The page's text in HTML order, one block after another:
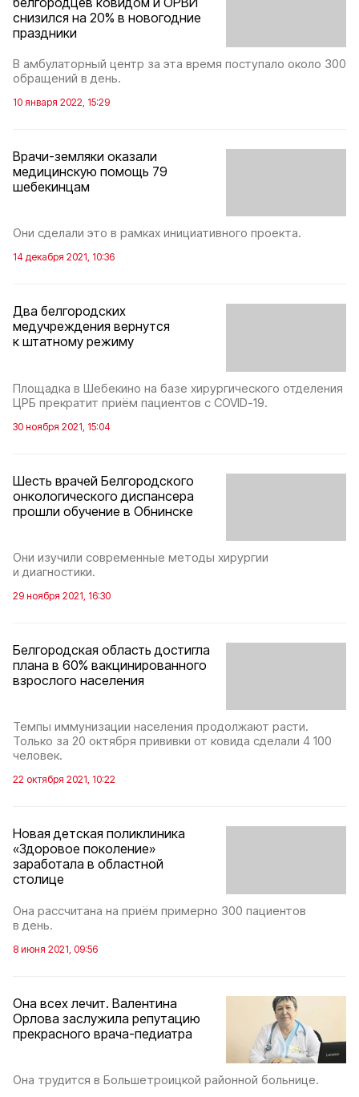
снизился на 20% в новогодние
праздники
В амбулаторный центр за эта время поступало около 300
обращений в день.
10 января 2022, 15:29
Врачи-земляки оказали
медицинскую помощь 79
шебекинцам
Они сделали это в рамках инициативного проекта.
14 декабря 2021, 10:36
Два белгородских
медучреждения вернутся
к штатному режиму
Площадка в Шебекино на базе хирургического отделения
ЦРБ прекратит приём пациентов с COVID-19.
30 ноября 2021, 15:04
Шесть врачей Белгородского
онкологического диспансера
прошли обучение в Обнинске
Они изучили современные методы хирургии
и диагностики.
29 ноября 2021, 16:30
Белгородская область достигла
плана в 60% вакцинированного
взрослого населения
Темпы иммунизации населения продолжают расти.
Только за 20 октября прививки от ковида сделали 4 100
человек.
22 октября 2021, 10:22
Новая детская поликлиника
«Здоровое поколение»
заработала в областной
столице
Она рассчитана на приём примерно 300 пациентов
в день.
8 июня 2021, 09:56
Она всех лечит. Валентина
Орлова заслужила репутацию
прекрасного врача-педиатра
Она трудится в Большетроицкой районной больнице.